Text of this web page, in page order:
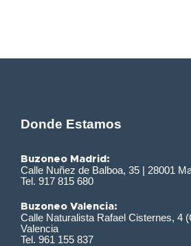
Donde Estamos
Buzoneo Madrid:
Calle Nuñez de Balboa, 35 | 28001
Tel. 917 815 680
Buzoneo Valencia:
Calle Naturalista Rafael Cisternes, 4
Valencia
Tel. 961 155 837